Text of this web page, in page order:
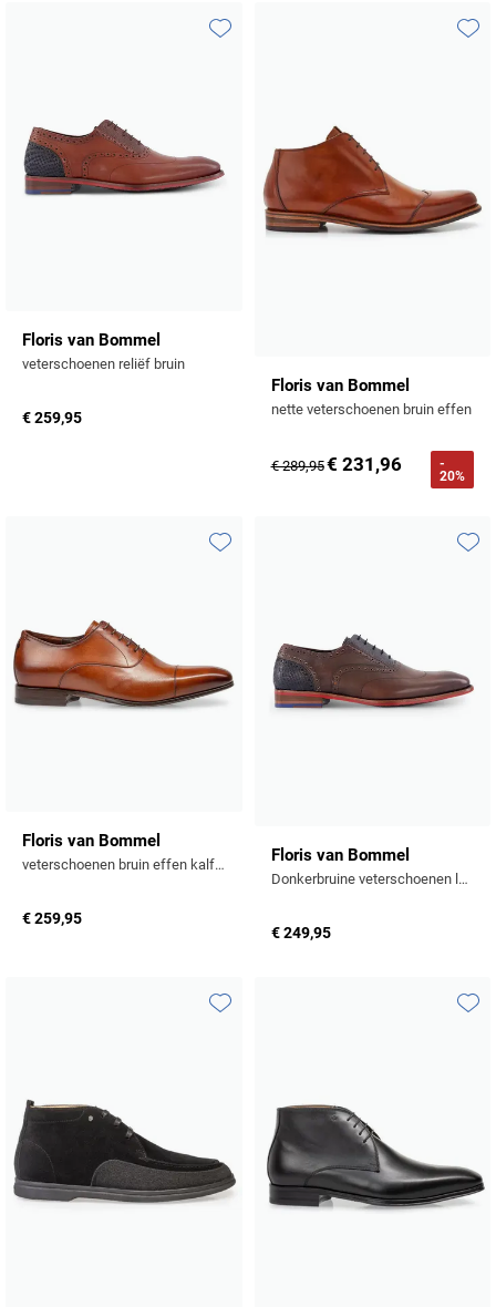
Floris van Bommel
veterschoenen reliëf bruin
€ 259,95
Floris van Bommel
nette veterschoenen bruin effen
€ 289,95€ 231,96
-
20%
Floris van Bommel
veterschoenen bruin effen kalfsleer veters
€ 259,95
Floris van Bommel
Donkerbruine veterschoenen leer
€ 249,95